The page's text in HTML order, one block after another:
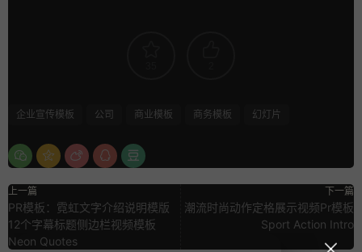
企业宣传模板 公司 商业模板 商务模板 幻灯片
上一篇
PR模板：霓虹文字介绍说明模版
12个字幕标题侧边栏视频模板
Neon Quotes
下一篇
潮流时尚动作定格展示视频Pr模板
Sport Action Intro